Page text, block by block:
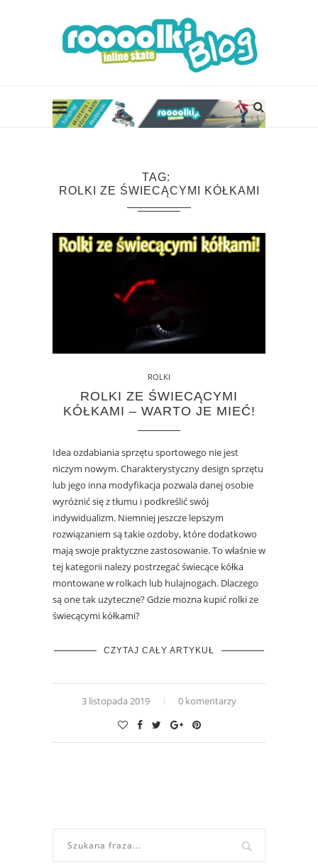
TAG
ROLKI ZE ŚWIECĄCYMI KÓŁKAMI
ROLKI
ROLKI ZE ŚWIECĄCYMI
KÓŁKAMI – WARTO JE MIEĆ!
Idea ozdabiania sprzętu sportowego nie jest
niczym nowym. Charakterystyczny design sprzętu
lub jego inna modyfikacja pozwala danej osobie
wyróżnić się z tłumu i podkreślić swój
indywidualizm. Niemniej jeszcze lepszym
rozwiązaniem są takie ozdoby, które dodatkowo
mają swoje praktyczne zastosowanie. To właśnie w
tej kategorii należy postrzegać świecące kółka
montowane w rolkach lub hulajnogach. Dlaczego
są one tak użyteczne? Gdzie można kupić rolki ze
świecącymi kółkami?
CZYTAJ CAŁY ARTYKUŁ
3 listopada 2019 0 komentarzy